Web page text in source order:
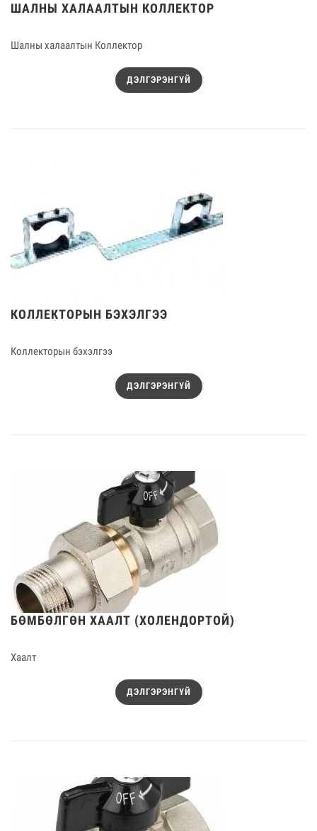
ШАЛНЫ ХАЛААЛТЫН КОЛЛЕКТОР
Шалны халаалтын Коллектор
ДЭЛГЭРЭНГҮЙ
КОЛЛЕКТОРЫН БЭХЭЛГЭЭ
Коллекторын бэхэлгээ
ДЭЛГЭРЭНГҮЙ
БӨМБӨЛГӨН ХААЛТ (ХОЛЕНДОРТОЙ)
Хаалт
ДЭЛГЭРЭНГҮЙ